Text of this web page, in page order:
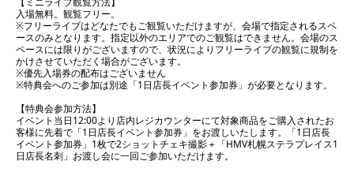
入場無料。観覧フリー。
※フリーライブはどなたでもご観覧いただけますが、会場で指定されるスペ
ースのみとなります。指定以外のエリアでのご観覧はできません。会場のス
ペースには限りがございますので、状況によりフリーライブの観覧に規制を
かけさせていただく場合がございます。
※優先入場券の配布はございません
※特典会へのご参加は別途「1日店長イベント参加券」が必要となります。
【特典会参加方法】
イベント当日12:00より店内レジカウンターにて対象商品をご購入されたお
客様に先着で「1日店長イベント参加券」をお渡しいたします。「1日店長
イベント参加券」1枚で2ショットチェキ撮影＋「HMV札幌ステラプレイス1
日店長名刺」お渡し会に一回ご参加いただけます。